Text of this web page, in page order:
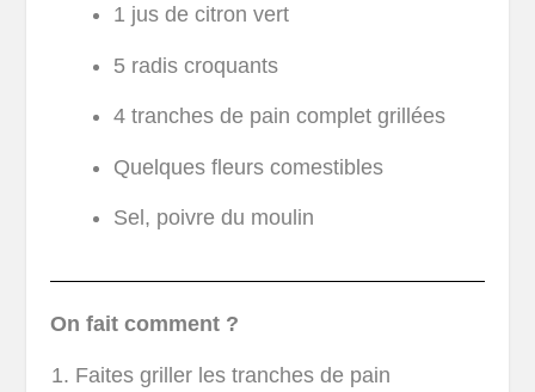
1 jus de citron vert
5 radis croquants
4 tranches de pain complet grillées
Quelques fleurs comestibles
Sel, poivre du moulin
On fait comment ?
Faites griller les tranches de pain